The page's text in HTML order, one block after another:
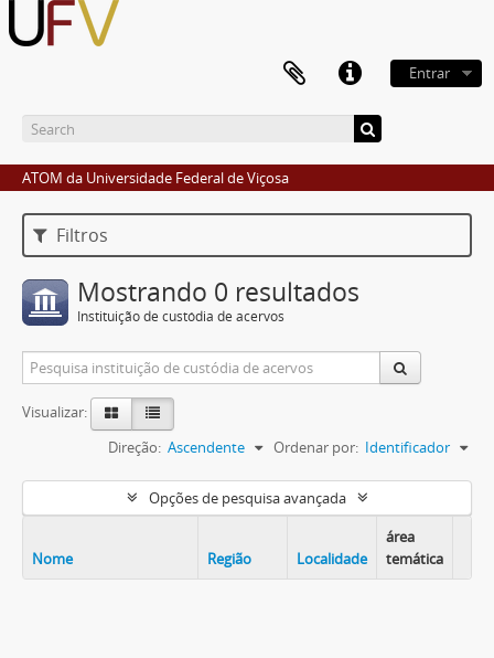
Entrar
ATOM da Universidade Federal de Viçosa
Filtros
Mostrando 0 resultados
Instituição de custódia de acervos
Visualizar:
Ordenar por: Identificador
Direção: Ascendente
Opções de pesquisa avançada
Nome Região Localidade
área
temática